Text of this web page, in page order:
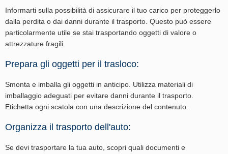
Informarti sulla possibilità di assicurare il tuo carico per proteggerlo
dalla perdita o dai danni durante il trasporto. Questo può essere
particolarmente utile se stai trasportando oggetti di valore o
attrezzature fragili.
Prepara gli oggetti per il trasloco:
Smonta e imballa gli oggetti in anticipo. Utilizza materiali di
imballaggio adeguati per evitare danni durante il trasporto.
Etichetta ogni scatola con una descrizione del contenuto.
Organizza il trasporto dell'auto:
Se devi trasportare la tua auto, scopri quali documenti e